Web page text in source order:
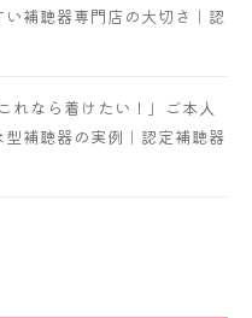
補聴器専門店の大切さ｜認
れなら着けたい！」ご本人
補聴器の実例｜認定補聴器